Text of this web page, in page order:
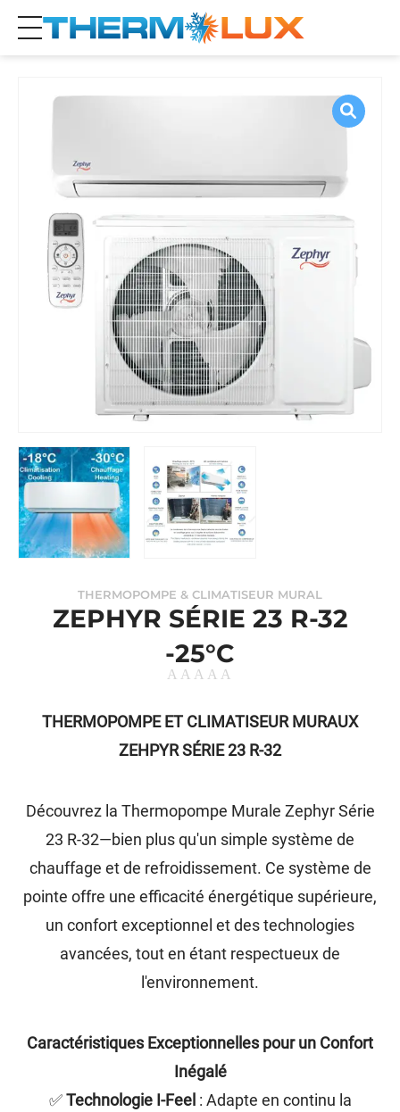
THERMOPOMPE & CLIMATISEUR MURAL
ZEPHYR SÉRIE 23 R-32
-25°C
THERMOPOMPE ET CLIMATISEUR MURAUX
ZEHPYR SÉRIE 23 R-32
Découvrez la Thermopompe Murale Zephyr Série
23 R-32—bien plus qu'un simple système de
chauffage et de refroidissement. Ce système de
pointe offre une efficacité énergétique supérieure,
un confort exceptionnel et des technologies
avancées, tout en étant respectueux de
l'environnement.
Caractéristiques Exceptionnelles pour un Confort
Inégalé
✅Technologie I-Feel: Adapte en continu la